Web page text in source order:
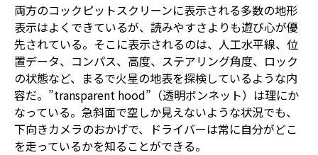
両方のコックピットスクリーンに表示される多数の地形
表示はよくできているが、読みやすさよりも遊び心が優
先されている。そこに表示されるのは、人工水平線、位
置データ、コンパス、高度、ステアリング角度、ロック
の状態など、まるで火星の地表を探検しているような内
容だ。”transparent hood”（透明ボンネット）は理にか
なっている。急斜面で空しか見えないような状況でも、
下向きカメラのおかげで、ドライバーは常に自分がどこ
を走っているかを知ることができる。